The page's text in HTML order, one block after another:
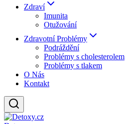
Zdraví
Imunita
Otužování
Zdravotní Problémy
Podráždění
Problémy s cholesterolem
Problémy s tlakem
O Nás
Kontakt